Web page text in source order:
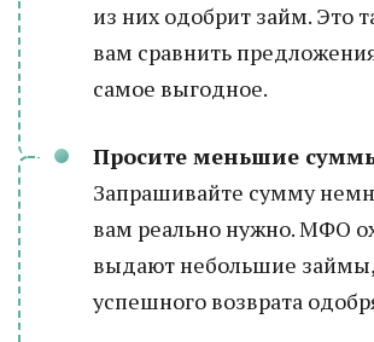
из них одобрит займ. Это
вам сравнить
самое выгодное.
Просите меньшие
Запрашивайте сумму
вам реально нужно. МФО
выдают небольшие займы,
успешного возврата